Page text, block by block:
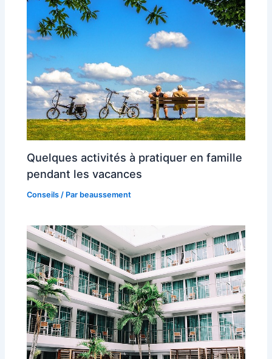
Quelques activités à pratiquer en famille
pendant les vacances
Conseils / Par beaussement